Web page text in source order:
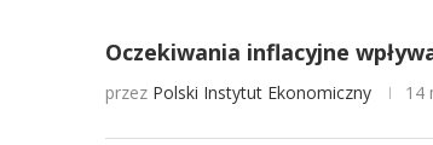
Oczekiwania inflacyjne
przez Polski Instytut Ekonomiczny 14